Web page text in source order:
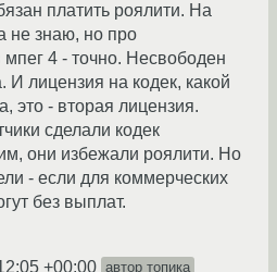
платить роялити. На
не знаю, но про
мпег 4 - точно. Несвободен
лицензия на кодек, какой
это - вторая лицензия.
сделали кодек
они избежали роялити. Но
- если для коммерческих
без выплат.
+00:00 автор топика